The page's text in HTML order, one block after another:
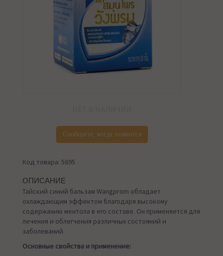
Сообщите, когда появится
Код товара: 5695
ОПИСАНИЕ
Тайский синий бальзам Wangprom обладает
охлаждающим эффектом благодаря высокому
содержанию ментола в его составе. Он применяется для
лечения и облегчения различных состояний и
заболеваний.
Основные свойства и применение: